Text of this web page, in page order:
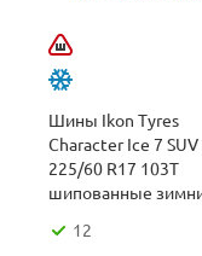
Шины Ikon Tyres
Character Ice 7 SUV
225/60 R17 103T
шипованные
12